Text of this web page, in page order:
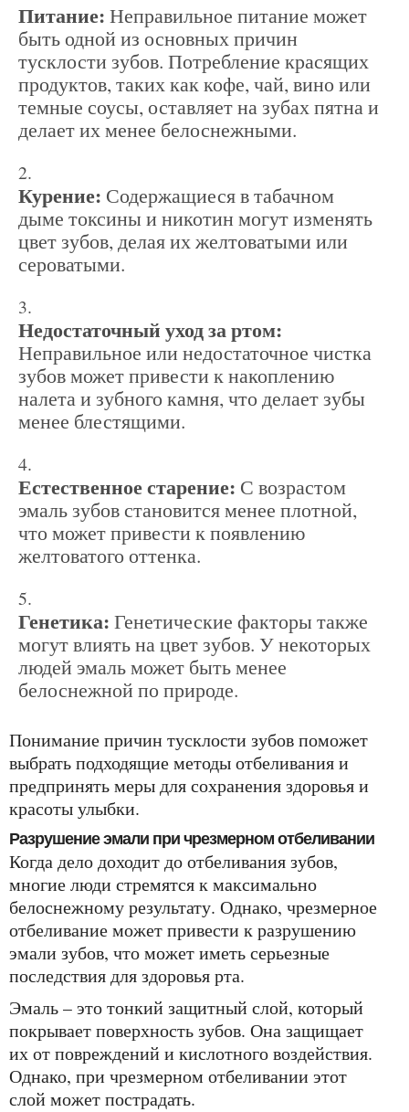
Питание: Неправильное питание может
быть одной из основных причин
тусклости зубов. Потребление красящих
продуктов, таких как кофе, чай, вино или
темные соусы, оставляет на зубах пятна и
делает их менее белоснежными.
Курение: Содержащиеся в табачном
дыме токсины и никотин могут изменять
цвет зубов, делая их желтоватыми или
сероватыми.
Недостаточный уход за ртом:
Неправильное или недостаточное чистка
зубов может привести к накоплению
налета и зубного камня, что делает зубы
менее блестящими.
Естественное старение: С возрастом
эмаль зубов становится менее плотной,
что может привести к появлению
желтоватого оттенка.
Генетика: Генетические факторы также
могут влиять на цвет зубов. У некоторых
людей эмаль может быть менее
белоснежной по природе.
Понимание причин тусклости зубов поможет
выбрать подходящие методы отбеливания и
предпринять меры для сохранения здоровья и
красоты улыбки.
Разрушение эмали при чрезмерном отбеливании
Когда дело доходит до отбеливания зубов,
многие люди стремятся к максимально
белоснежному результату. Однако, чрезмерное
отбеливание может привести к разрушению
эмали зубов, что может иметь серьезные
последствия для здоровья рта.
Эмаль – это тонкий защитный слой, который
покрывает поверхность зубов. Она защищает
их от повреждений и кислотного воздействия.
Однако, при чрезмерном отбеливании этот
слой может пострадать.